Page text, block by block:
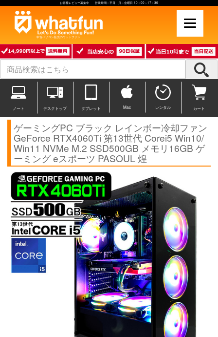
お客様レビュー募集中 営業時間：平日 月～金曜日 10：00～17：30
中古パソコン販売のワットファン
ノート デスクトップ タブレット Mac レンタル カート
ゲーミングPC ブラック レインボー冷却ファン
GeForce RTX4060Ti 第13世代 Corei5 Win10/
Win11 NVMe M.2 SSD500GB メモリ16GB ゲ
ーミング eスポーツ PASOUL 煌